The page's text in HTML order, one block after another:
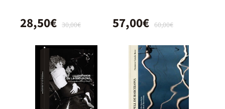
30,00€
28,50€ 60,00€
57,00€